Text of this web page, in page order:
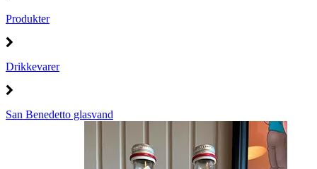
Produkter
Drikkevarer
San Benedetto glasvand